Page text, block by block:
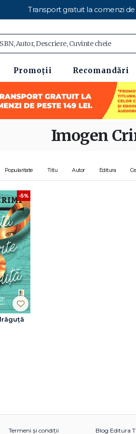
Transport gratuit la comenzi de
Promoții Recomandări
Imogen
Popularitate Titlu Autor Editura
-5%
Termeni și condiții Blog Editura